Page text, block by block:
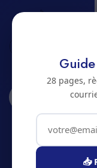
Accueil
Economisez
28 pages,
📥